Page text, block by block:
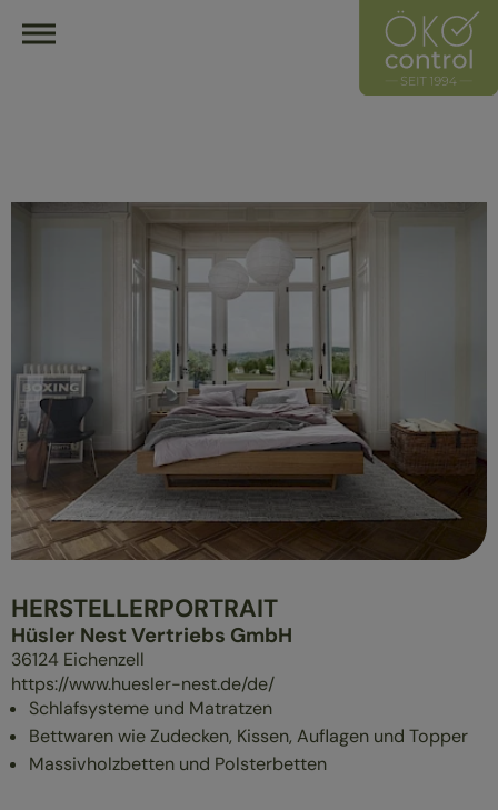
ÜBERBLICK
UNSER LEITZEICHEN
MITGLIED WERDEN
HÄNDLER FINDEN
ÖKOLOGISCH EINRICHTEN
ÜBERBLICK
MASSIVHOLZMÖBEL
GESUND SCHLAFEN
HERSTELLERPORTRAIT
Hüsler Nest Vertriebs GmbH
36124 Eichenzell
https://www.huesler-nest.de/de/
Schlafsysteme und Matratzen
Bettwaren wie Zudecken, Kissen, Auflagen und Topper
Massivholzbetten und Polsterbetten